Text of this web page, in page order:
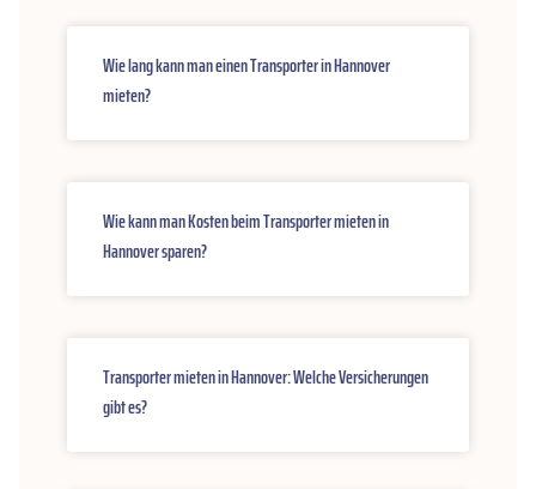
Wie lang kann man einen Transporter in Hannover
mieten?
Wie kann man Kosten beim Transporter mieten in
Hannover sparen?
Transporter mieten in Hannover: Welche Versicherungen
gibt es?